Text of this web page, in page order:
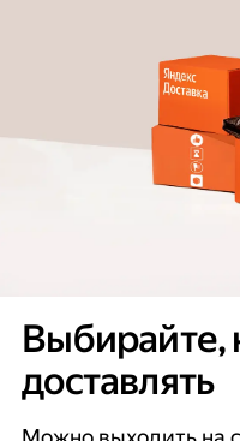
Выбирайте,
доставлять